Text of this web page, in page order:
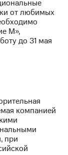
от любимых
М»,
до 31 мая
компанией
при